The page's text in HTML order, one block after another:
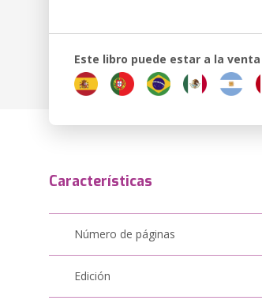
Este libro puede estar a la venta
Características
Número de páginas
Edición